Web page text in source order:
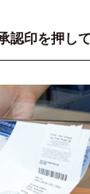
認印を押し